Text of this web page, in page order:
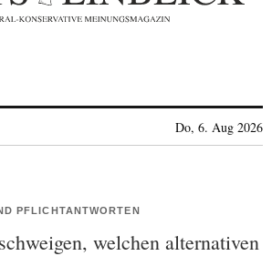
Do, 6. Aug 2026
PFLICHTANTWORTEN
welchen alternativen